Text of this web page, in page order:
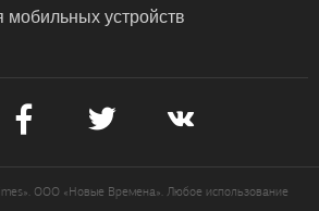
мобильных устройств
ООО «Новые Времена». Любое использование